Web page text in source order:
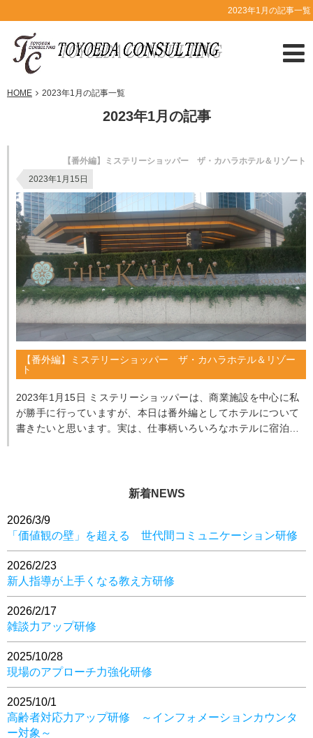
2023年1月の記事一覧
HOME 2023年1月の記事一覧
2023年1月の記事
【番外編】ミステリーショッパー ザ・カハラホテル＆リゾート
2023年1月15日
【番外編】ミステリーショッパー ザ・カハラホテル＆リゾー
ト
2023年1月15日 ミステリーショッパーは、商業施設を中心に私
が勝手に行っていますが、本日は番外編としてホテルについて
書きたいと思います。実は、仕事柄いろいろなホテルに宿泊し
新着NEWS
2026/3/9
「価値観の壁」を超える 世代間コミュニケーション研修
2026/2/23
新人指導が上手くなる教え方研修
2026/2/17
雑談力アップ研修
2025/10/28
現場のアプローチ力強化研修
2025/10/1
高齢者対応力アップ研修 ～インフォメーションカウンタ
ー対象～